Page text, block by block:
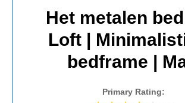
Het metalen
Loft |
bedframe |
Primary Rating: